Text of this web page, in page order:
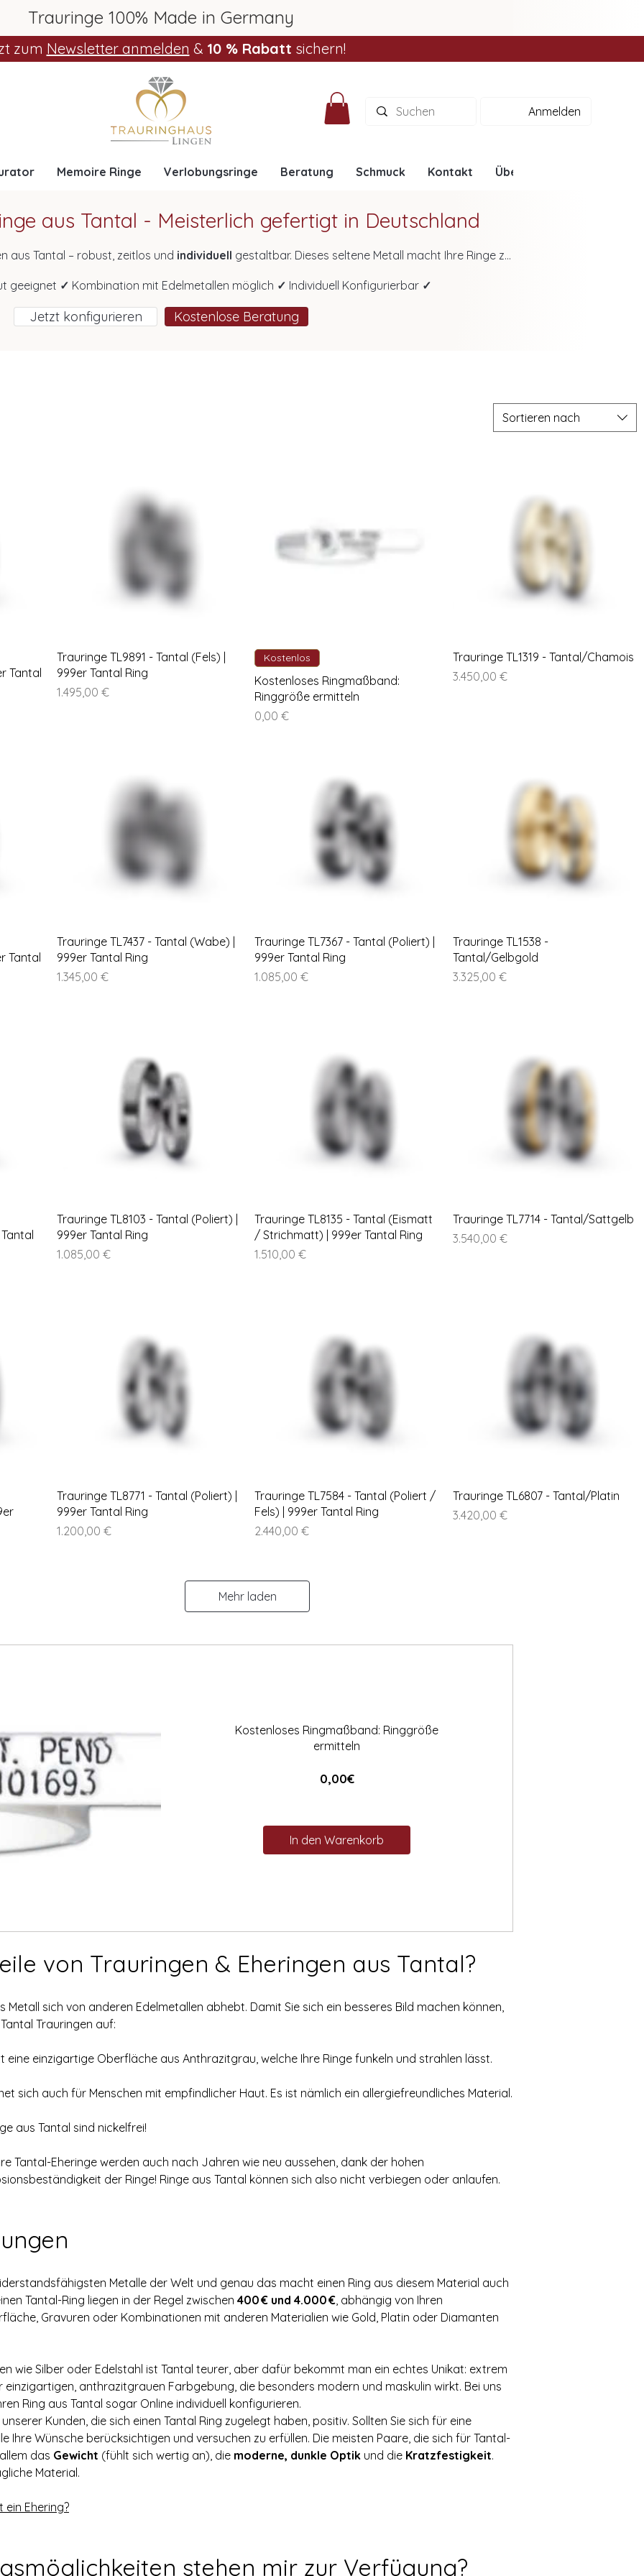
Trauringe 100% Made in Germany
zum Newsletter anmelden & 10 % Rabatt sichern!
Anmelden
Memoire Ringe Verlobungsringe Beratung Schmuck Kontakt Über uns
aus Tantal - Meisterlich gefertigt in Deutschland
aus Tantal – robust, zeitlos und individuell gestaltbar. Dieses seltene Metall macht Ihre Ringe zu
Bei Trauringhaus Lingen gestalten Sie Ihre Tantalringe ganz persönlich imKonfigurator
geeignet ✓ Kombination mit Edelmetallen möglich ✓ Individuell Konfigurierbar ✓
Jetzt konfigurieren Kostenlose Beratung
Sortieren nach
Tantal
Trauringe TL9891 - Tantal (Fels) |
999er Tantal Ring
Preis
1.495,00 €
Kostenlos
Kostenloses Ringmaßband:
Ringgröße ermitteln
Preis
0,00 €
Trauringe TL1319 - Tantal/Chamois
Preis
3.450,00 €
Tantal
Trauringe TL7437 - Tantal (Wabe) |
999er Tantal Ring
Preis
1.345,00 €
Trauringe TL7367 - Tantal (Poliert) |
999er Tantal Ring
Preis
1.085,00 €
Trauringe TL1538 -
Tantal/Gelbgold
Preis
3.325,00 €
Trauringe TL8103 - Tantal (Poliert) |
999er Tantal Ring
Preis
1.085,00 €
Trauringe TL8135 - Tantal (Eismatt
/ Strichmatt) | 999er Tantal Ring
Preis
1.510,00 €
Trauringe TL7714 - Tantal/Sattgelb
Preis
3.540,00 €
Trauringe TL8771 - Tantal (Poliert) |
999er Tantal Ring
Preis
1.200,00 €
Trauringe TL7584 - Tantal (Poliert /
Fels) | 999er Tantal Ring
Preis
2.440,00 €
Trauringe TL6807 - Tantal/Platin
Preis
3.420,00 €
Mehr laden
Kostenloses Ringmaßband: Ringgröße
ermitteln
0,00€Preis
In den Warenkorb
von Trauringen & Eheringen aus Tantal?
Metall sich von anderen Edelmetallen abhebt. Damit Sie sich ein besseres Bild machen können,
Trauringen auf:
eine einzigartige Oberfläche aus Anthrazitgrau, welche Ihre Ringe funkeln und strahlen lässt.
sich auch für Menschen mit empfindlicher Haut. Es ist nämlich ein allergiefreundliches Material.
aus Tantal sind nickelfrei!
Tantal-Eheringe werden auch nach Jahren wie neu aussehen, dank der hohen
der Ringe! Ringe aus Tantal können sich also nicht verbiegen oder anlaufen.
Metalle der Welt und genau das macht einen Ring aus diesem Material auch
Tantal-Ring liegen in der Regel zwischen 400 € und 4.000 €, abhängig von Ihren
Gravuren oder Kombinationen mit anderen Materialien wie Gold, Platin oder Diamanten
wie Silber oder Edelstahl ist Tantal teurer, aber dafür bekommt man ein echtes Unikat: extrem
anthrazitgrauen Farbgebung, die besonders modern und maskulin wirkt. Bei uns
Ring aus Tantal sogar Online individuell konfigurieren.
Kunden, die sich einen Tantal Ring zugelegt haben, positiv. Sollten Sie sich für eine
Ihre Wünsche berücksichtigen und versuchen zu erfüllen. Die meisten Paare, die sich für Tantal-
das Gewicht (fühlt sich wertig an), die moderne, dunkle Optik und die Kratzfestigkeit.
Material.
ein Ehering?
stehen mir zur Verfügung?